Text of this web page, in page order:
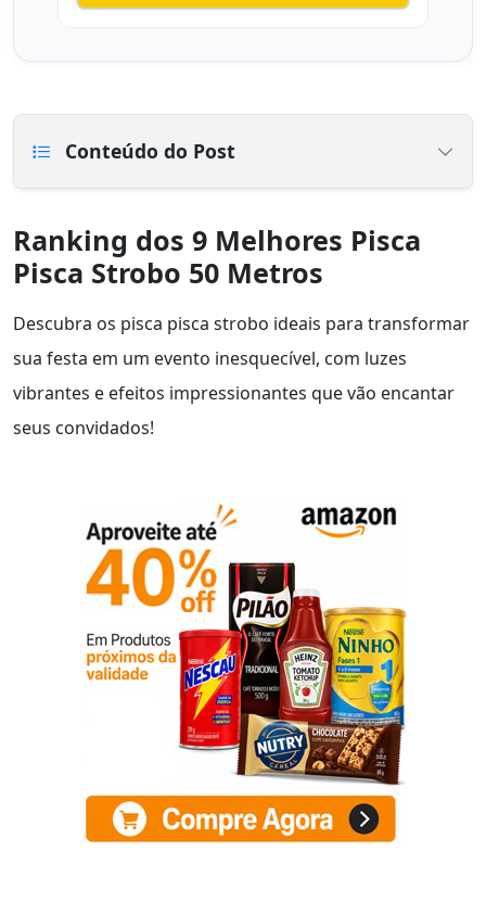
Conteúdo do Post
Ranking dos 9 Melhores Pisca
Pisca Strobo 50 Metros
Descubra os pisca pisca strobo ideais para transformar
sua festa em um evento inesquecível, com luzes
vibrantes e efeitos impressionantes que vão encantar
seus convidados!